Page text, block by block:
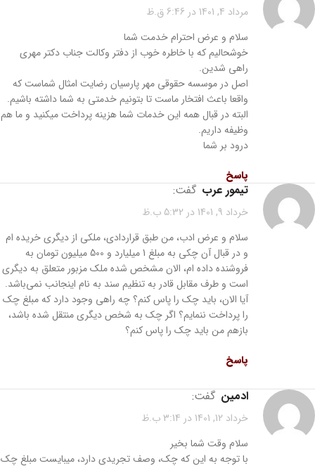
مرداد 4, 1401 در 6:46 ق.ظ
سلام و عرض احترام خدمت شما
خوشحالیم که با خاطره خوب از دفتر وکالت جناب دکتر مهری
راهی شدین.
اصل در موسسه حقوقی مهر پارسیان رضایت امثال شماست که
واقعا باعث افتخار ماست تا بتونیم خدمتی به شما داشته باشیم.
البته در قبال همه این خدمات شما هزینه پرداخت میکنید و ما هم
وظیفه داریم.
درود بر شما
پاسخ
تیمور عرب گفت:
خرداد 9, 1401 در 5:32 ب.ظ
سلام و عرض ادب، من طبق قراردادی، ملکی از دیگری خریده ام
و در قبال آن چکی به مبلغ 1 میلیارد و 500 میلیون تومان به
فروشنده داده ام، الان مشخص شده ملک مزبور متعلق به دیگری
است و طرف مقابل قادر به تنظیم سند به نام اینجانب نمی‌باشد.
آیا الان، باید چک را پاس کنم؟ چه راهی وجود دارد که مبلغ چک
را پرداخت ننمایم؟ اگر چک به شخص دیگری منتقل شده باشد،
بازهم من باید چک را پاس کنم؟
پاسخ
ادمین گفت:
خرداد 12, 1401 در 3:14 ب.ظ
سلام وقت شما بخیر
با توجه به این که چک، وصف تجریدی دارد، میبایست مبلغ چک